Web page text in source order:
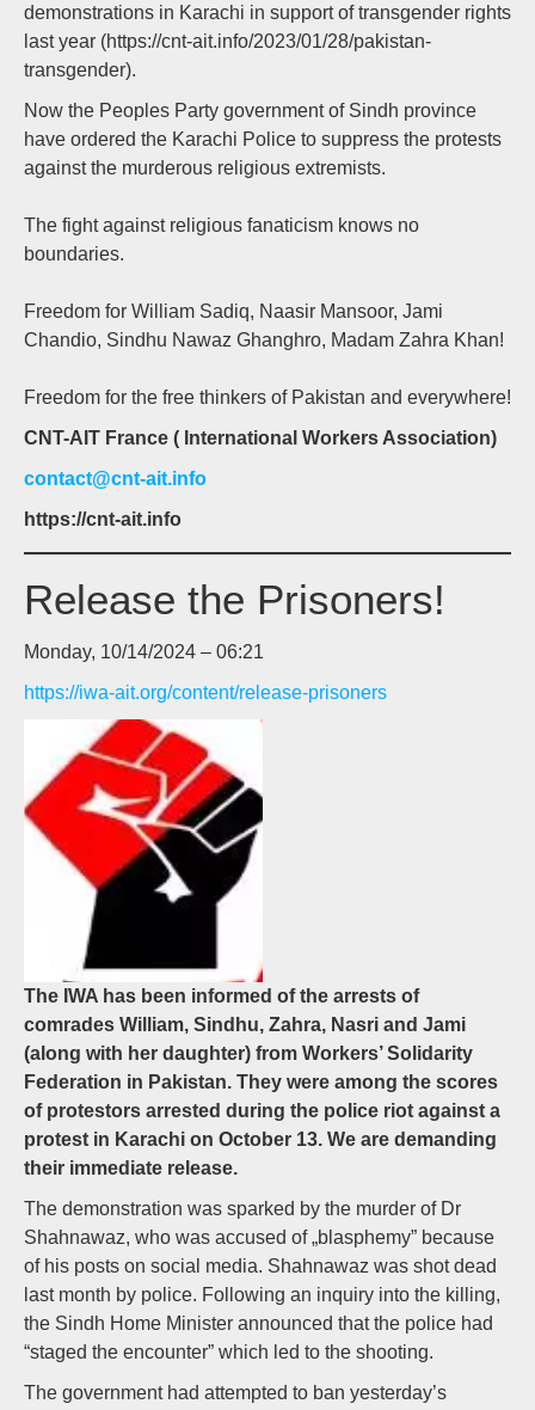
demonstrations in Karachi in support of transgender rights
last year (https://cnt-ait.info/2023/01/28/pakistan-
transgender).
Now the Peoples Party government of Sindh province
have ordered the Karachi Police to suppress the protests
against the murderous religious extremists.
The fight against religious fanaticism knows no
boundaries.
Freedom for William Sadiq, Naasir Mansoor, Jami
Chandio, Sindhu Nawaz Ghanghro, Madam Zahra Khan!
Freedom for the free thinkers of Pakistan and everywhere!
CNT-AIT France ( International Workers Association)
contact@cnt-ait.info
https://cnt-ait.info
Release the Prisoners!
Monday, 10/14/2024 – 06:21
https://iwa-ait.org/content/release-prisoners
The IWA has been informed of the arrests of
comrades William, Sindhu, Zahra, Nasri and Jami
(along with her daughter) from Workers’ Solidarity
Federation in Pakistan. They were among the scores
of protestors arrested during the police riot against a
protest in Karachi on October 13. We are demanding
their immediate release.
The demonstration was sparked by the murder of Dr
Shahnawaz, who was accused of „blasphemy” because
of his posts on social media. Shahnawaz was shot dead
last month by police. Following an inquiry into the killing,
the Sindh Home Minister announced that the police had
“staged the encounter” which led to the shooting.
The government had attempted to ban yesterday’s